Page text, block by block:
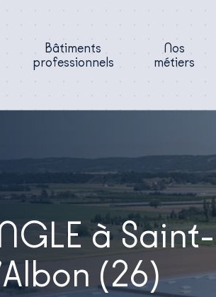
Bâtiments
professionnels
Nos
métiers
à Saint-
(26)